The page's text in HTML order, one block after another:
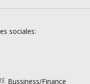
sociales:
Bussiness/Finance